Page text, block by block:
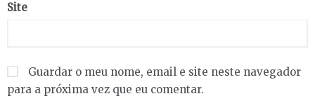
Site
Guardar o meu nome, email e site neste navegador
para a próxima vez que eu comentar.